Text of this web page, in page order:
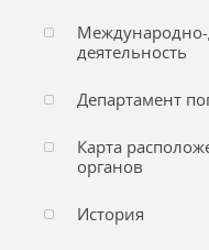
Международно-
деятельность
Департамент
Карта
органов
История